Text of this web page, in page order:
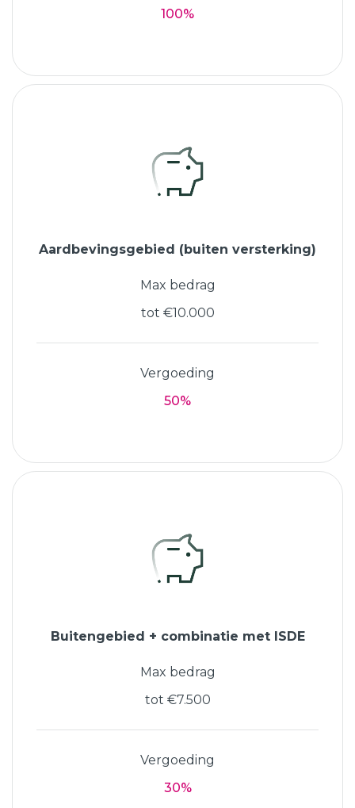
100%
Aardbevingsgebied (buiten versterking)
Max bedrag
tot €10.000
Vergoeding
50%
Buitengebied + combinatie met ISDE
Max bedrag
tot €7.500
Vergoeding
30%